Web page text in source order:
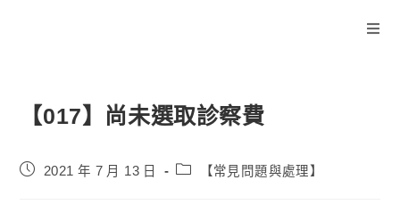
【017】尚未選取診察費
2021 年 7 月 13 日 【常見問題與處理】